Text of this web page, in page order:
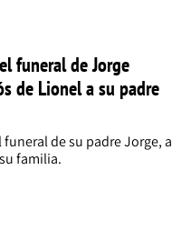
funeral de Jorge
de Lionel a su padre
de su padre Jorge, a
familia.